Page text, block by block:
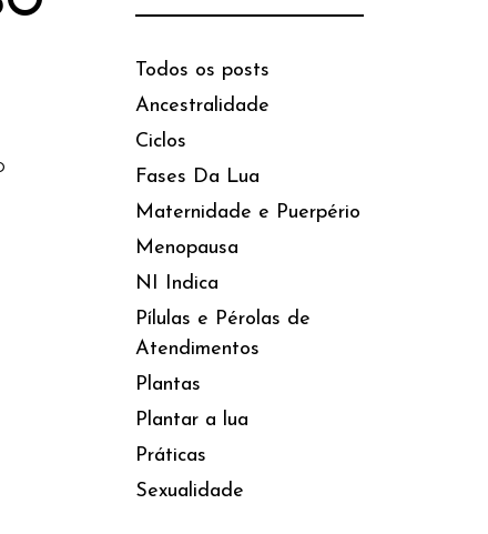
Todos os posts
Ancestralidade
Ciclos
Fases Da Lua
Maternidade e Puerpério
Menopausa
NI Indica
Pílulas e Pérolas de
Atendimentos
Plantas
Plantar a lua
Práticas
Sexualidade